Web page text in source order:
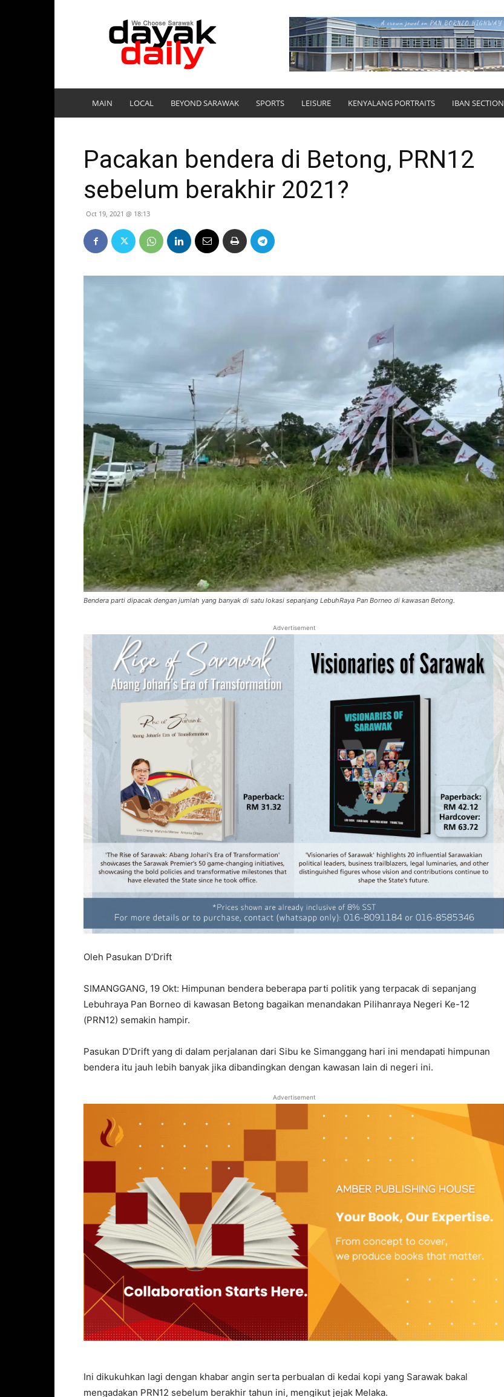
DayakDaily
MAIN LOCAL BEYOND SARAWAK SPORTS LEISURE KENYALANG PORTRAITS IBAN SECTION
Pacakan bendera di Betong, PRN12
sebelum berakhir 2021?
Oct 19, 2021 @ 18:13
Bendera parti dipacak dengan jumlah yang banyak di satu lokasi sepanjang LebuhRaya Pan Borneo di kawasan Betong.
Advertisement
Oleh Pasukan D’Drift
SIMANGGANG, 19 Okt: Himpunan bendera beberapa parti politik yang terpacak di sepanjang
Lebuhraya Pan Borneo di kawasan Betong bagaikan menandakan Pilihanraya Negeri Ke-12
(PRN12) semakin hampir.
Pasukan D’Drift yang di dalam perjalanan dari Sibu ke Simanggang hari ini mendapati himpunan
bendera itu jauh lebih banyak jika dibandingkan dengan kawasan lain di negeri ini.
Advertisement
Ini dikukuhkan lagi dengan khabar angin serta perbualan di kedai kopi yang Sarawak bakal
mengadakan PRN12 sebelum berakhir tahun ini, mengikut jejak Melaka.